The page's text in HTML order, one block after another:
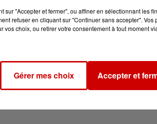
dans une
DNRa expliqué que le serval en
dudomicile de son propriétaire
sur "Accepter et fermer", ou affiner en sélectionnant les
refuser en cliquant sur "Continuer sans accepter".
vos choix, ou retirer votre consentement à tout moment
Gérer mes choix Accepter et